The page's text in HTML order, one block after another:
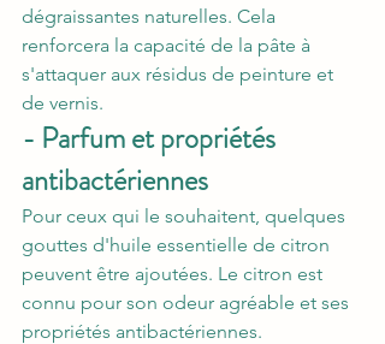
dégraissantes naturelles. Cela
renforcera la capacité de la pâte à
s'attaquer aux résidus de peinture et
de vernis.
- Parfum et propriétés
antibactériennes
Pour ceux qui le souhaitent, quelques
gouttes d'huile essentielle de citron
peuvent être ajoutées. Le citron est
connu pour son odeur agréable et ses
propriétés antibactériennes.